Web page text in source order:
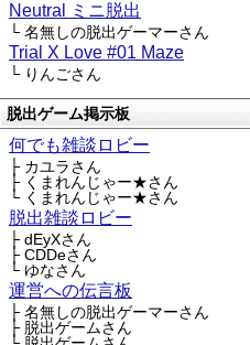
Neutral ミニ脱出
└ 名無しの脱出ゲーマーさん
Trial X Love #01 Maze
└ りんごさん
脱出ゲーム掲示板
何でも雑談ロビー
├ カユラさん
├ くまれんじゃー★さん
└ くまれんじゃー★さん
脱出雑談ロビー
├ dEyXさん
├ CDDeさん
└ ゆなさん
運営への伝言板
├ 名無しの脱出ゲーマーさん
├ 脱出ゲームさん